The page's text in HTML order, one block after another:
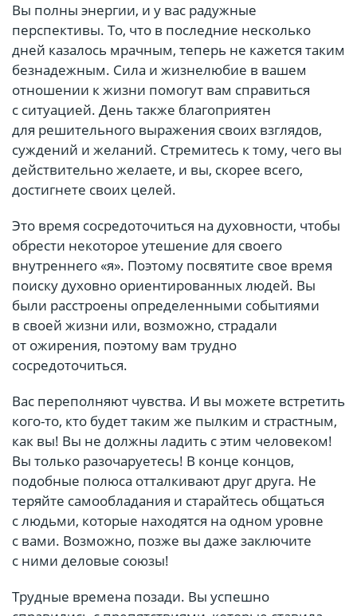
Вы полны энергии, и у вас радужные
перспективы. То, что в последние несколько
дней казалось мрачным, теперь не кажется таким
безнадежным. Сила и жизнелюбие в вашем
отношении к жизни помогут вам справиться
с ситуацией. День также благоприятен
для решительного выражения своих взглядов,
суждений и желаний. Стремитесь к тому, чего вы
действительно желаете, и вы, скорее всего,
достигнете своих целей.
Это время сосредоточиться на духовности, чтобы
обрести некоторое утешение для своего
внутреннего «я». Поэтому посвятите свое время
поиску духовно ориентированных людей. Вы
были расстроены определенными событиями
в своей жизни или, возможно, страдали
от ожирения, поэтому вам трудно
сосредоточиться.⠀
Вас переполняют чувства. И вы можете встретить
кого-то, кто будет таким же пылким и страстным,
как вы! Вы не должны ладить с этим человеком!
Вы только разочаруетесь! В конце концов,
подобные полюса отталкивают друг друга. Не
теряйте самообладания и старайтесь общаться
с людьми, которые находятся на одном уровне
с вами. Возможно, позже вы даже заключите
с ними деловые союзы!
Трудные времена позади. Вы успешно